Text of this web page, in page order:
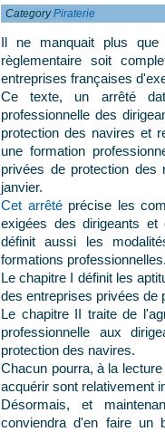
CategoryPiraterie
Il ne manquait plus
règlementaire soit
entreprises françaises
Ce texte, un arrêté
professionnelle des
protection des navires et
une formation
privées de protection des
janvier.
Cet arrêtéprécise les
exigées des dirigeants
définit aussi les
formations
Le chapitre I définit les
des entreprises privées de
Le chapitre II traite de
professionnelle aux
protection des navires.
Chacun pourra, à la
acquérir sont relativement
Désormais, et
conviendra d'en faire un